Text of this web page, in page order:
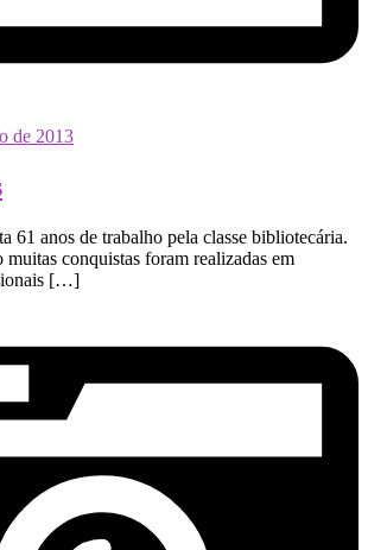
de 2013
61 anos de trabalho pela classe bibliotecária.
muitas conquistas foram realizadas em
[…]